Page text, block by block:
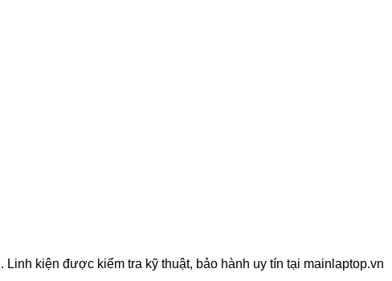
kiện được kiểm tra kỹ thuật, bảo hành uy tín tại mainlaptop.vn